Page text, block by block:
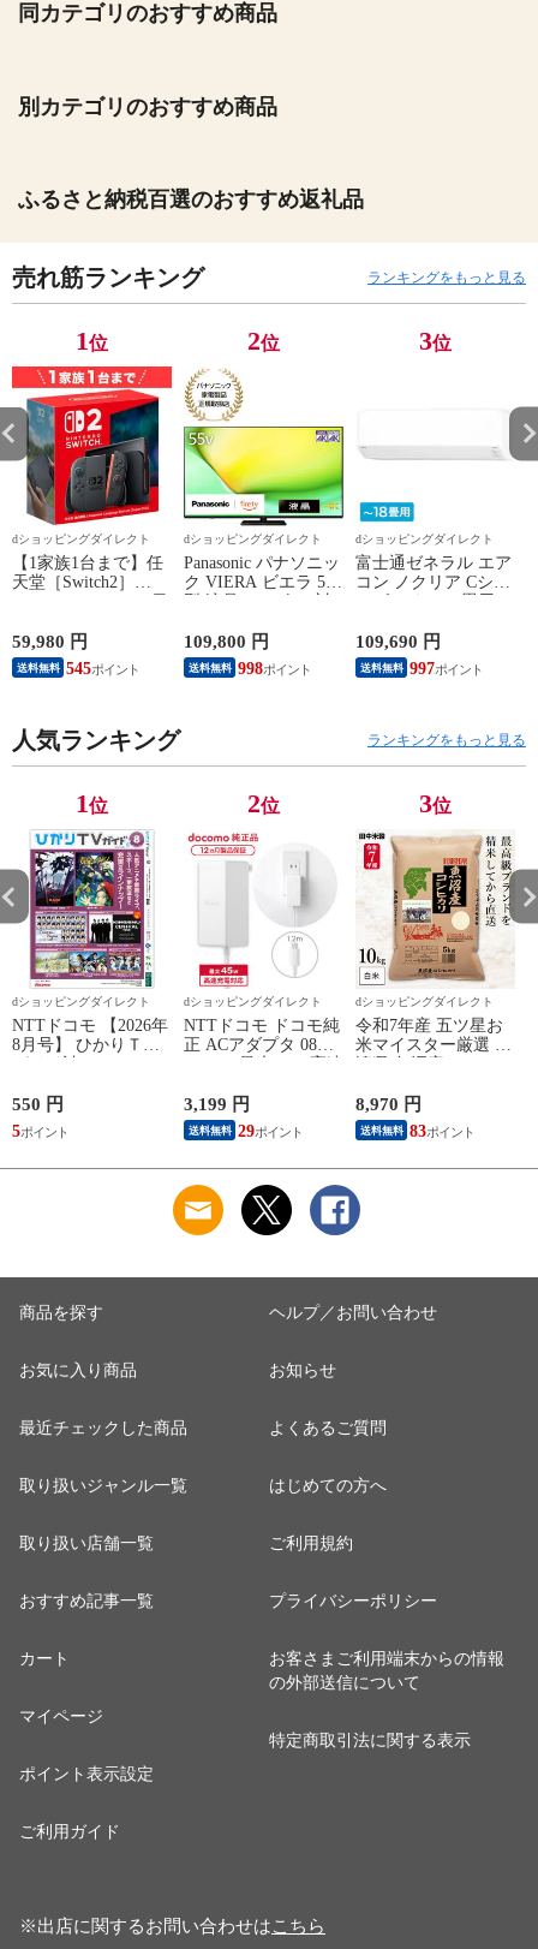
同カテゴリのおすすめ商品
別カテゴリのおすすめ商品
ふるさと納税百選のおすすめ返礼品
売れ筋ランキング ランキングをもっと見る
1位
dショッピングダイレクト
【1家族1台まで】任
天堂［Switch2］
体 BEE-S-KB6CA
59,980 円
送料無料 545
2位
dショッピングダイレクト
Panasonic パナソニッ
ク VIERA ビエラ 55
Youtube Netflix 【配
送のみ 設置なし 軒
先渡し】 ［正規取扱
109,800 円
送料無料 998
3位
dショッピングダイレクト
富士通ゼネラル エア
コン ノクリア Cシリ
ル【配送のみ 設置な
し 軒先渡し】 AS-
C565S2-W
109,690 円
送料無料 997
人気ランキング ランキングをもっと見る
1位
dショッピングダイレクト
NTTドコモ 【2026年
8月号】 ひかりＴＶ
550 円
5
2位
dショッピングダイレクト
NTTドコモ ドコモ純
正 ACアダプタ 08
iPhone Android
Nintendo Switch スイ
ッチ対応 AMD39027
3,199 円
送料無料 29
3位
dショッピングダイレクト
令和7年産 五ツ星お
米マイスター厳選 新
まとめ買い 田中米穀
精米HACCP認定の高
品質管理 白米 精米
8,970 円
送料無料 83
商品を探す
お気に入り商品
最近チェックした商品
取り扱いジャンル一覧
取り扱い店舗一覧
おすすめ記事一覧
カート
マイページ
ポイント表示設定
ご利用ガイド
ヘルプ／お問い合わせ
お知らせ
よくあるご質問
はじめての方へ
ご利用規約
プライバシーポリシー
お客さまご利用端末からの情報
の外部送信について
特定商取引法に関する表示
※出店に関するお問い合わせはこちら